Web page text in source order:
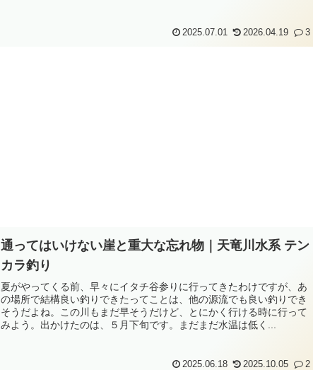
2025.07.01 2026.04.19 3
通ってはいけない崖と重大な忘れ物｜天竜川水系 テン
カラ釣り
夏がやってくる前、早々にイタチ谷参りに行ってきたわけですが、あ
の場所で結構良い釣りできたってことは、他の源流でも良い釣りでき
そうだよね。この川もまだ早そうだけど、とにかく行ける時に行って
みよう。出かけたのは、５月下旬です。まだまだ水温は低く...
2025.06.18 2025.10.05 2